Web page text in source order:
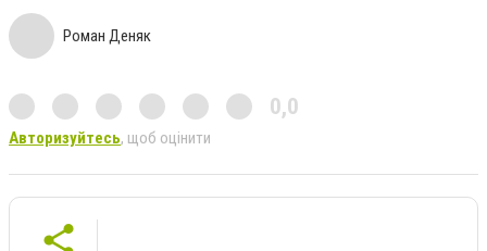
Роман Деняк
0,0
Авторизуйтесь, щоб оцінити